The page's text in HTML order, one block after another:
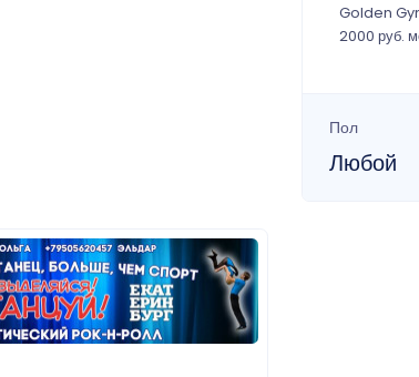
Golden
2000 руб.
Пол
Любой